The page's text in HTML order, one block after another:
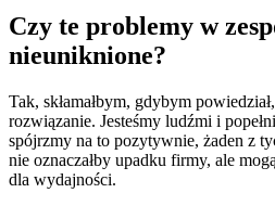
Czy te problemy w
nieuniknione?
Tak, skłamałbym, gdybym
rozwiązanie. Jesteśmy ludźmi i
spójrzmy na to pozytywnie, żaden z
nie oznaczałby upadku firmy, ale
dla wydajności.